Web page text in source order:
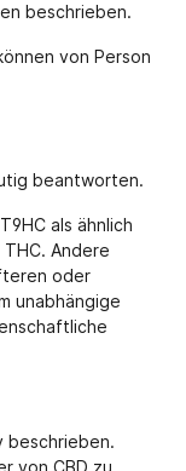
beschrieben.
von Person
beantworten.
als ähnlich
THC. Andere
oder
unabhängige
beschrieben.